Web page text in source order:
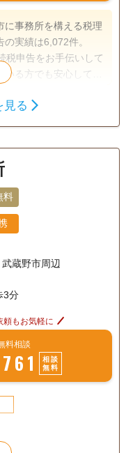
に事務所を構える税理
実績は6,072件。
税申告をお手伝いして
る方でも安心して相
みやご事情まできめ
見る
料
蔵野市周辺
3分
頼もお気軽に
料相談
相談
無料